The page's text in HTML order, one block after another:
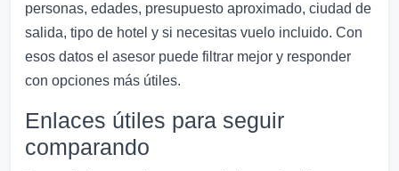
personas, edades, presupuesto aproximado, ciudad de
salida, tipo de hotel y si necesitas vuelo incluido. Con
esos datos el asesor puede filtrar mejor y responder
con opciones más útiles.
Enlaces útiles para seguir
comparando